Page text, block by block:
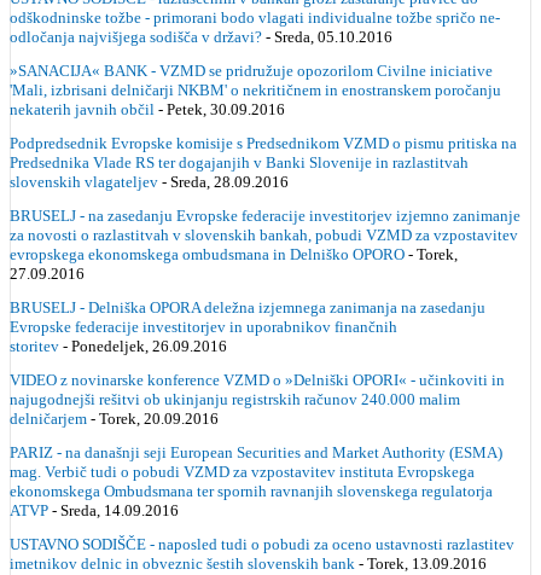
odškodninske tožbe - primorani bodo vlagati individualne tožbe spričo ne-
odločanja najvišjega sodišča v državi? - Sreda, 05.10.2016
»SANACIJA« BANK - VZMD se pridružuje opozorilom Civilne iniciative
'Mali, izbrisani delničarji NKBM' o nekritičnem in enostranskem poročanju
nekaterih javnih občil - Petek, 30.09.2016
Podpredsednik Evropske komisije s Predsednikom VZMD o pismu pritiska na
Predsednika Vlade RS ter dogajanjih v Banki Slovenije in razlastitvah
slovenskih vlagateljev - Sreda, 28.09.2016
BRUSELJ - na zasedanju Evropske federacije investitorjev izjemno zanimanje
za novosti o razlastitvah v slovenskih bankah, pobudi VZMD za vzpostavitev
evropskega ekonomskega ombudsmana in Delniško OPORO - Torek,
27.09.2016
BRUSELJ - Delniška OPORA deležna izjemnega zanimanja na zasedanju
Evropske federacije investitorjev in uporabnikov finančnih
storitev - Ponedeljek, 26.09.2016
VIDEO z novinarske konference VZMD o »Delniški OPORI« - učinkoviti in
najugodnejši rešitvi ob ukinjanju registrskih računov 240.000 malim
delničarjem - Torek, 20.09.2016
PARIZ - na današnji seji European Securities and Market Authority (ESMA)
mag. Verbič tudi o pobudi VZMD za vzpostavitev instituta Evropskega
ekonomskega Ombudsmana ter spornih ravnanjih slovenskega regulatorja
ATVP - Sreda, 14.09.2016
USTAVNO SODIŠČE - naposled tudi o pobudi za oceno ustavnosti razlastitev
imetnikov delnic in obveznic šestih slovenskih bank - Torek, 13.09.2016